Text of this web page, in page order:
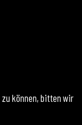
können, bitten wir